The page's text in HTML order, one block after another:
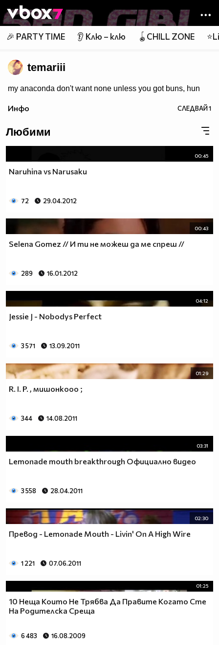
👾
🎉 PARTY TIME 👂 Клю – клю 🪀CHILL ZONE
temariii
my anaconda don't want none unless you got buns, hun
Инфо СЛЕДВАЙ1
Любими
00:45
Naruhina vs Narusaku
72 29.04.2012
00:43
Selena Gomez // И ти не можеш да ме спреш //
289 16.01.2012
04:12
Jessie J - Nobodys Perfect
3 571 13.09.2011
01:29
R. I. P. , мишонкооо ;
344 14.08.2011
03:31
Lemonade mouth breakthrough Официално видео
3 558 28.04.2011
02:30
Превод - Lemonade Mouth - Livin' On A High Wire
1 221 07.06.2011
01:25
10 Неща Които Не Трябва Да Правите Когато Сте
На Родителска Среща
6 483 16.08.2009